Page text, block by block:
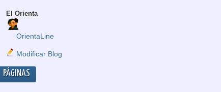
El Orienta
OrientaLine
Modificar Blog
PÁGINAS